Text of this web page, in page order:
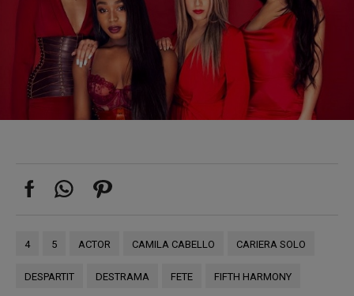
4 5 ACTOR CAMILA CABELLO CARIERA SOLO
DESPARTIT DESTRAMA FETE FIFTH HARMONY